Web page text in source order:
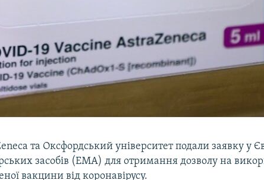
та Оксфордський університет подали заявку у
засобів (EMA) для отримання дозволу на
вакцини від коронавірусу.